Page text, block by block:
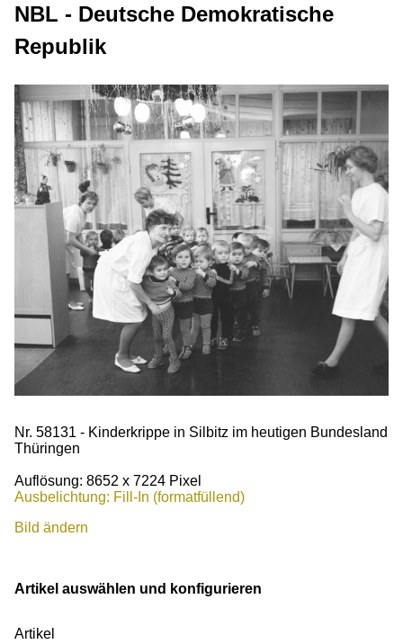
NBL - Deutsche Demokratische
Republik
Nr. 58131 - Kinderkrippe in Silbitz im heutigen Bundesland
Thüringen
Auflösung: 8652 x 7224 Pixel
Ausbelichtung: Fill-In (formatfüllend)
Bild ändern
Artikel auswählen und konfigurieren
Artikel